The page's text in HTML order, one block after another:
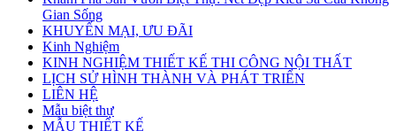
Gian Sống
KHUYẾN MẠI, ƯU ĐÃI
Kinh Nghiệm
KINH NGHIỆM THIẾT KẾ THI CÔNG NỘI THẤT
LỊCH SỬ HÌNH THÀNH VÀ PHÁT TRIỂN
LIÊN HỆ
Mẫu biệt thự
MẪU THIẾT KẾ